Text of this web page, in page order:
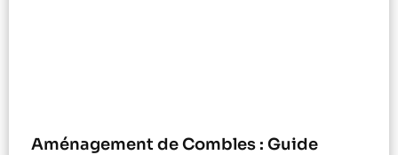
Aménagement de Combles : Guide